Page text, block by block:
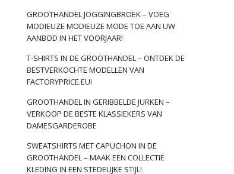
GROOTHANDEL JOGGINGBROEK – VOEG
MODIEUZE MODIEUZE MODE TOE AAN UW
AANBOD IN HET VOORJAAR!
T-SHIRTS IN DE GROOTHANDEL – ONTDEK DE
BESTVERKOCHTE MODELLEN VAN
FACTORYPRICE.EU!
GROOTHANDEL IN GERIBBELDE JURKEN –
VERKOOP DE BESTE KLASSIEKERS VAN
DAMESGARDEROBE
SWEATSHIRTS MET CAPUCHON IN DE
GROOTHANDEL – MAAK EEN COLLECTIE
KLEDING IN EEN STEDELIJKE STIJL!